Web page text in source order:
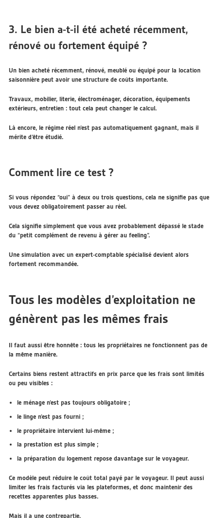
3. Le bien a-t-il été acheté récemment,
rénové ou fortement équipé ?
Un bien acheté récemment, rénové, meublé ou équipé pour la location
saisonnière peut avoir une structure de coûts importante.
Travaux, mobilier, literie, électroménager, décoration, équipements
extérieurs, entretien : tout cela peut changer le calcul.
Là encore, le régime réel n’est pas automatiquement gagnant, mais il
mérite d’être étudié.
Comment lire ce test ?
Si vous répondez “oui” à deux ou trois questions, cela ne signifie pas que
vous devez obligatoirement passer au réel.
Cela signifie simplement que vous avez probablement dépassé le stade
du “petit complément de revenu à gérer au feeling”.
Une simulation avec un expert-comptable spécialisé devient alors
fortement recommandée.
Tous les modèles d’exploitation ne
génèrent pas les mêmes frais
Il faut aussi être honnête : tous les propriétaires ne fonctionnent pas de
la même manière.
Certains biens restent attractifs en prix parce que les frais sont limités
ou peu visibles :
le ménage n’est pas toujours obligatoire ;
le linge n’est pas fourni ;
le propriétaire intervient lui-même ;
la prestation est plus simple ;
la préparation du logement repose davantage sur le voyageur.
Ce modèle peut réduire le coût total payé par le voyageur. Il peut aussi
limiter les frais facturés via les plateformes, et donc maintenir des
recettes apparentes plus basses.
Mais il a une contrepartie.